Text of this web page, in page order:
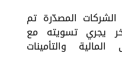
المصدّرة تم
يجري تسويته مع
والتأمينات